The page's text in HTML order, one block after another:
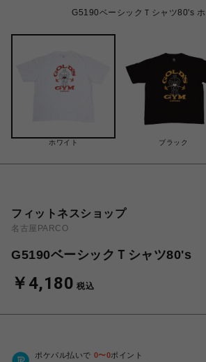
G5190ベーシックＴシャツ80's
ホワイト ブラック
フィットネスショップ
名古屋PARCO
G5190ベーシックＴシャツ80's
￥4,180 税込
ポケパル払いで 0〜0ポイント